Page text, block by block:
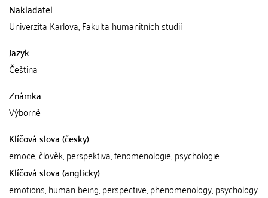
Nakladatel
Univerzita Karlova, Fakulta humanitních studií
Jazyk
Čeština
Známka
Výborně
Klíčová slova (česky)
emoce, člověk, perspektiva, fenomenologie, psychologie
Klíčová slova (anglicky)
emotions, human being, perspective, phenomenology, psychology